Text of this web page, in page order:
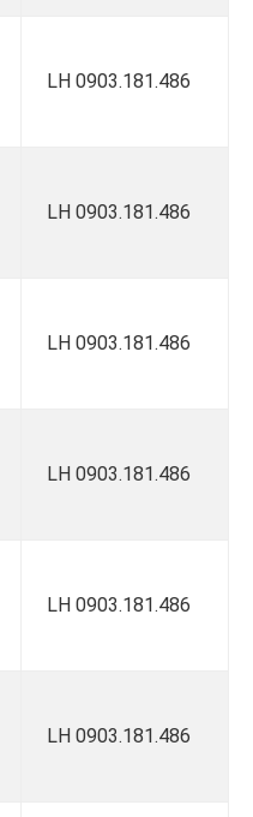
LH 0903.181.486
LH 0903.181.486
LH 0903.181.486
LH 0903.181.486
LH 0903.181.486
LH 0903.181.486